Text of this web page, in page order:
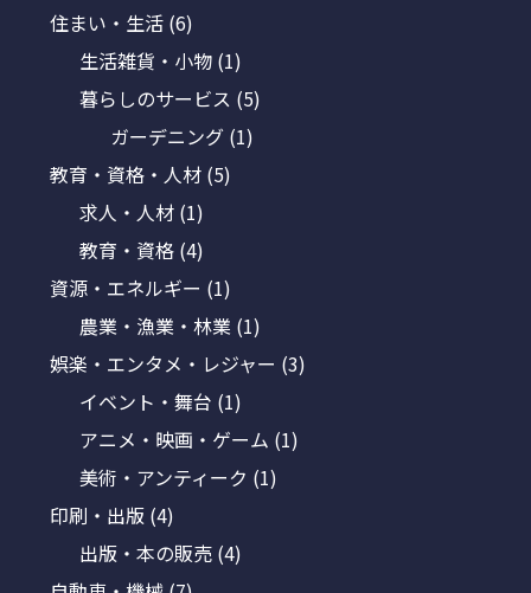
住まい・生活 (6)
生活雑貨・小物 (1)
暮らしのサービス (5)
ガーデニング (1)
教育・資格・人材 (5)
求人・人材 (1)
教育・資格 (4)
資源・エネルギー (1)
農業・漁業・林業 (1)
娯楽・エンタメ・レジャー (3)
イベント・舞台 (1)
アニメ・映画・ゲーム (1)
美術・アンティーク (1)
印刷・出版 (4)
出版・本の販売 (4)